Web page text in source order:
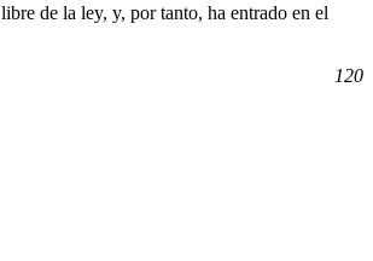
de la ley, y, por tanto, ha entrado en el
120